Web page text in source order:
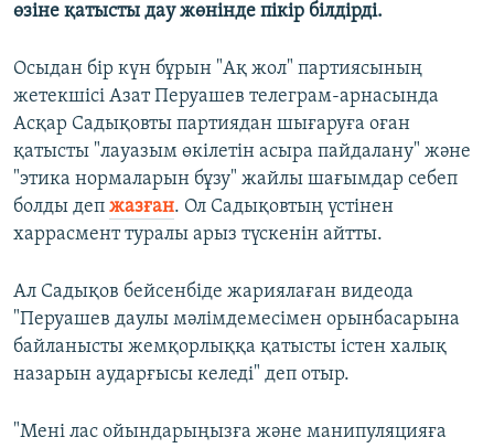
өзіне қатысты дау жөнінде пікір білдірді.
Осыдан бір күн бұрын "Ақ жол" партиясының
жетекшісі Азат Перуашев телеграм-арнасында
Асқар Садықовты партиядан шығаруға оған
қатысты "лауазым өкiлетін асыра пайдалану" және
"этика нормаларын бұзу" жайлы шағымдар себеп
болды деп жазған. Ол Садықовтың үстінен
харрасмент туралы арыз түскенін айтты.
Ал Садықов бейсенбіде жариялаған видеода
"Перуашев даулы мәлімдемесімен орынбасарына
байланысты жемқорлыққа қатысты істен халық
назарын аударғысы келеді" деп отыр.
"Мені лас ойындарыңызға және манипуляцияға